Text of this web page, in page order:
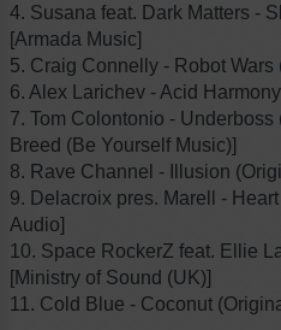
4. Susana feat. Dark Matters -
[Armada Music]
5. Craig Connelly - Robot
6. Alex Larichev - Acid
7. Tom Colontonio -
Breed (Be Yourself Music)]
8. Rave Channel - Illusion
9. Delacroix pres. Marell -
Audio]
10. Space RockerZ feat. Ellie
[Ministry of Sound (UK)]
11. Cold Blue - Coconut